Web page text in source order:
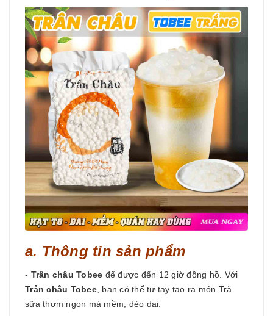
a. Thông tin sản phẩm
- Trân châu Tobee để được đến 12 giờ đồng hồ. Với
Trân châu Tobee, bạn có thể tự tay tạo ra món Trà
sữa thơm ngon mà mềm, dẻo dai.